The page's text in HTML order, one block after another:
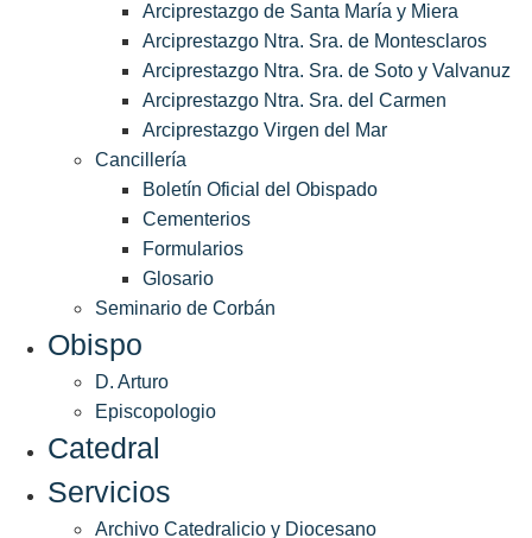
Arciprestazgo de Santa María y Miera
Arciprestazgo Ntra. Sra. de Montesclaros
Arciprestazgo Ntra. Sra. de Soto y Valvanuz
Arciprestazgo Ntra. Sra. del Carmen
Arciprestazgo Virgen del Mar
Cancillería
Boletín Oficial del Obispado
Cementerios
Formularios
Glosario
Seminario de Corbán
Obispo
D. Arturo
Episcopologio
Catedral
Servicios
Archivo Catedralicio y Diocesano